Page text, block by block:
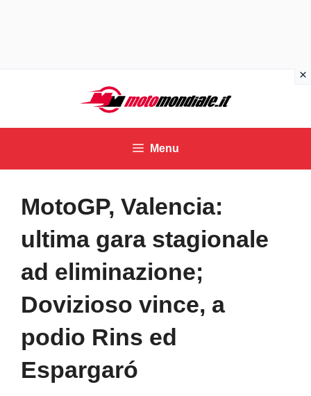
contenuto
Menu
MotoGP, Valencia:
ultima gara stagionale
ad eliminazione;
Dovizioso vince, a
podio Rins ed
Espargaró